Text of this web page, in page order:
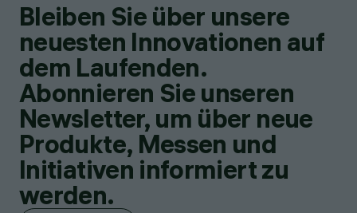
Bleiben Sie über unsere
neuesten Innovationen auf
dem Laufenden.
Abonnieren Sie unseren
Newsletter, um über neue
Produkte, Messen und
Initiativen informiert zu
werden.